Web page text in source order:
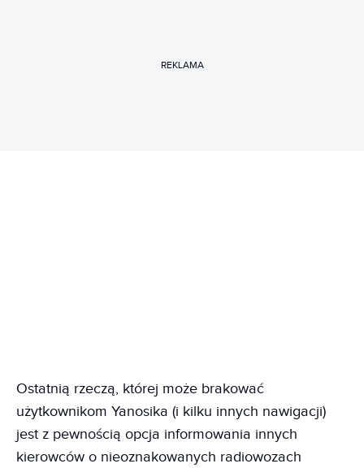
REKLAMA
Ostatnią rzeczą, której może brakować
użytkownikom Yanosika (i kilku innych nawigacji)
jest z pewnością opcja informowania innych
kierowców o nieoznakowanych radiowozach